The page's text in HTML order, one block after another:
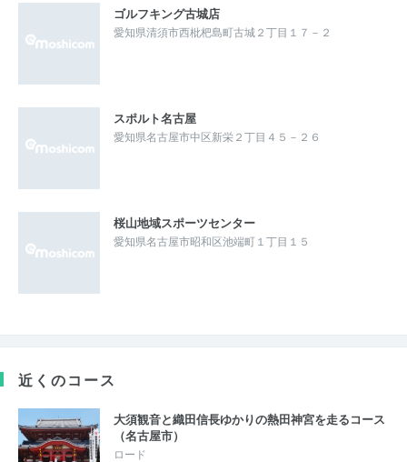
ゴルフキング古城店
愛知県清須市西枇杷島町古城２丁目１７－２
スポルト名古屋
愛知県名古屋市中区新栄２丁目４５－２６
桜山地域スポーツセンター
愛知県名古屋市昭和区池端町１丁目１５
近くのコース
大須観音と織田信長ゆかりの熱田神宮を走るコース
（名古屋市）
ロード